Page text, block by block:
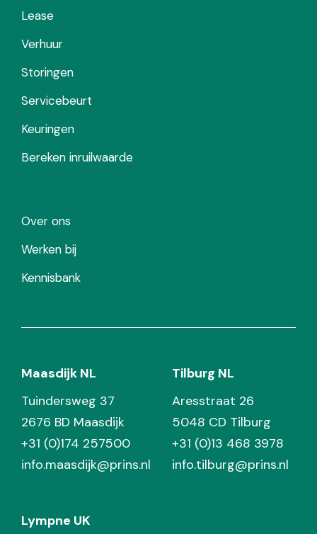
Lease
Verhuur
Storingen
Servicebeurt
Keuringen
Bereken inruilwaarde
Over ons
Werken bij
Kennisbank
Maasdijk NL
Tuindersweg 37
2676 BD Maasdijk
+31 (0)174 257500
info.maasdijk@prins.nl
Tilburg NL
Aresstraat 26
5048 CD Tilburg
+31 (0)13 468 3978
info.tilburg@prins.nl
Lympne UK